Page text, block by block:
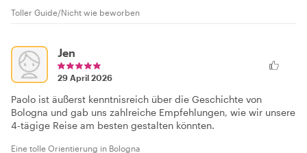
Toller Guide/Nicht wie beworben
Jen
29 April 2026
Paolo ist äußerst kenntnisreich über die Geschichte von
Bologna und gab uns zahlreiche Empfehlungen, wie wir unsere
4-tägige Reise am besten gestalten könnten.
Eine tolle Orientierung in Bologna